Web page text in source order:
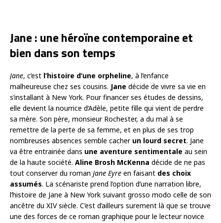
Jane : une héroïne contemporaine et
bien dans son temps
Jane, c’est l’histoire d’une orpheline, à l’enfance
malheureuse chez ses cousins. Jane décide de vivre sa vie en
s’installant à New York. Pour financer ses études de dessins,
elle devient la nourrice d’Adèle, petite fille qui vient de perdre
sa mère. Son père, monsieur Rochester, a du mal à se
remettre de la perte de sa femme, et en plus de ses trop
nombreuses absences semble cacher un lourd secret. Jane
va être entrainée dans une aventure sentimentale au sein
de la haute société. Aline Brosh McKenna décide de ne pas
tout conserver du roman Jane Eyre en faisant des choix
assumés. La scénariste prend l’option d’une narration libre,
l’histoire de Jane à New York suivant grosso modo celle de son
ancêtre du XIV siècle. C’est d’ailleurs surement là que se trouve
une des forces de ce roman graphique pour le lecteur novice